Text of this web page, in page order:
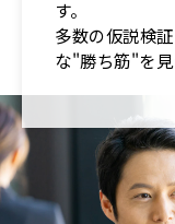
す。
多数の仮説検
な"勝ち筋"を見